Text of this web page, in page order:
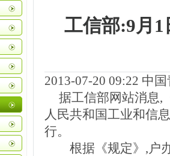
工信部:9月
2013-07-20 09:22 中
据工信部网站消息,
人民共和国工业和信
行。
根据《规定》,户办